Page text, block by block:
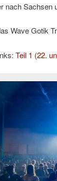
nach Sachsen
Wave Gotik
Teil 1 (22.